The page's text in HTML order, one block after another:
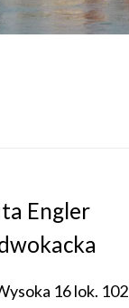
Engler
16 lok. 102